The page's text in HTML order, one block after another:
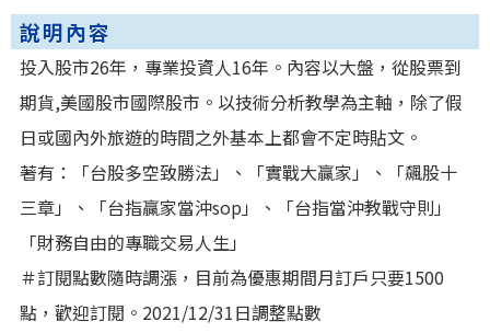
說明內容
投入股市26年，專業投資人16年。內容以大盤，從股票到
期貨,美國股市國際股市。以技術分析教學為主軸，除了假
日或國內外旅遊的時間之外基本上都會不定時貼文。
著有：「台股多空致勝法」、「實戰大贏家」、「飆股十
三章」、「台指贏家當沖sop」、「台指當沖教戰守則」
「財務自由的專職交易人生」
＃訂閱點數隨時調漲，目前為優惠期間月訂戶只要1500
點，歡迎訂閱。2021/12/31日調整點數